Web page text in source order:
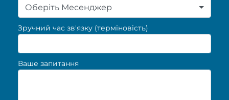
Оберіть Месенджер
Зручний час зв'язку (терміновість)
Ваше запитання